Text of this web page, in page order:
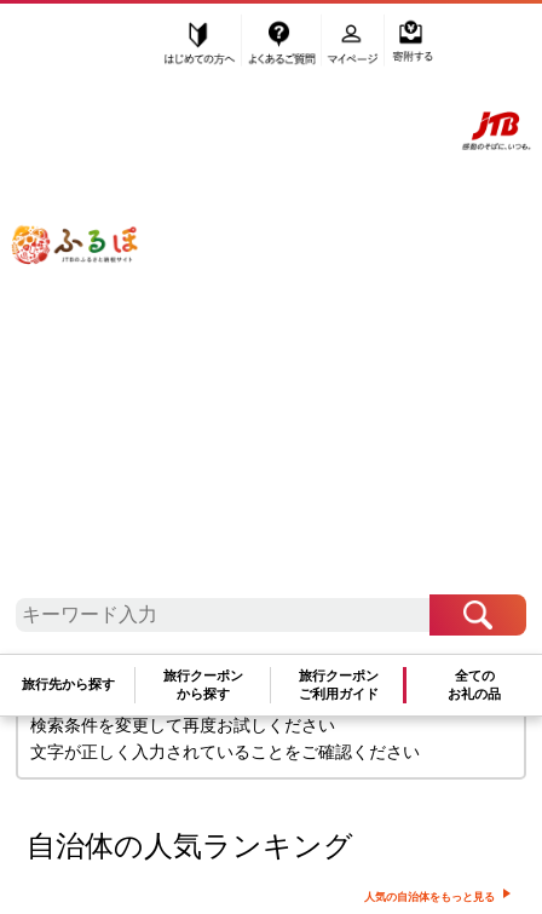
ふるぽ JTBのふるさと納税サイト
旅行先から探す
旅行クーポン
から探す
旅行クーポン
ご利用ガイド
全ての
お礼の品
「ふるさと納税」TOP
防災グッズ
検索条件に一致するお礼の品はありま
せん
検索条件を変更して再度お試しください
文字が正しく入力されていることをご確認ください
自治体の人気ランキング
人気の自治体をもっと見る